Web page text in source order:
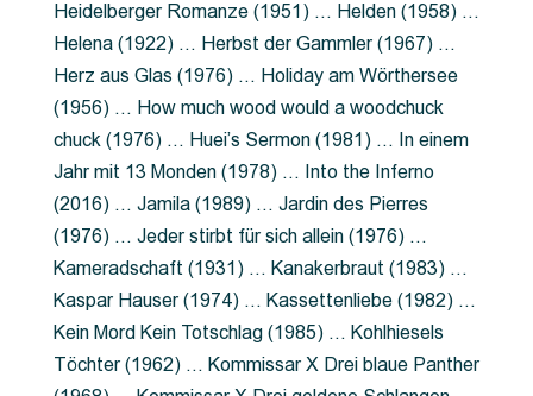
Heidelberger Romanze (1951) … Helden (1958) …
Helena (1922) … Herbst der Gammler (1967) …
Herz aus Glas (1976) … Holiday am Wörthersee
(1956) … How much wood would a woodchuck
chuck (1976) … Huei’s Sermon (1981) … In einem
Jahr mit 13 Monden (1978) … Into the Inferno
(2016) … Jamila (1989) … Jardin des Pierres
(1976) … Jeder stirbt für sich allein (1976) …
Kameradschaft (1931) … Kanakerbraut (1983) …
Kaspar Hauser (1974) … Kassettenliebe (1982) …
Kein Mord Kein Totschlag (1985) … Kohlhiesels
Töchter (1962) … Kommissar X Drei blaue Panther